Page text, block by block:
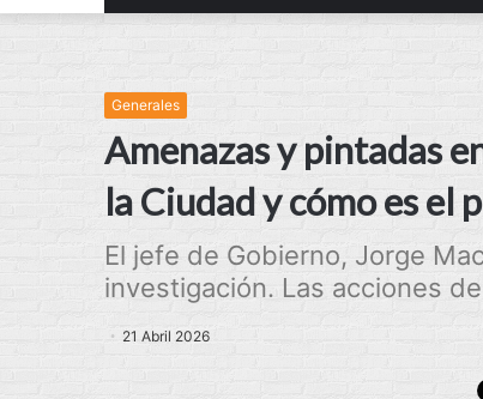
Generales
Amenazas y pintadas
la Ciudad y cómo es el
El jefe de Gobierno, Jorge
investigación. Las acciones
21 Abril 2026